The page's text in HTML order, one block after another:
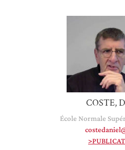
COSTE,
École Normale